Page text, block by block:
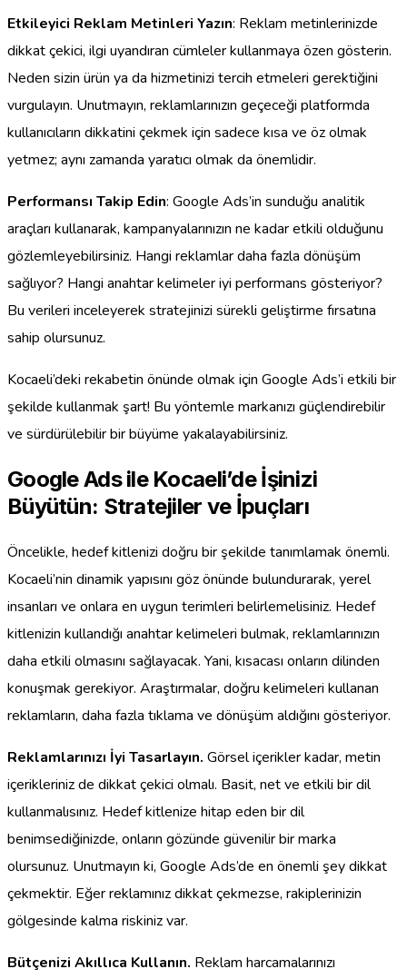
Etkileyici Reklam Metinleri Yazın: Reklam metinlerinizde
dikkat çekici, ilgi uyandıran cümleler kullanmaya özen gösterin.
Neden sizin ürün ya da hizmetinizi tercih etmeleri gerektiğini
vurgulayın. Unutmayın, reklamlarınızın geçeceği platformda
kullanıcıların dikkatini çekmek için sadece kısa ve öz olmak
yetmez; aynı zamanda yaratıcı olmak da önemlidir.
Performansı Takip Edin: Google Ads’in sunduğu analitik
araçları kullanarak, kampanyalarınızın ne kadar etkili olduğunu
gözlemleyebilirsiniz. Hangi reklamlar daha fazla dönüşüm
sağlıyor? Hangi anahtar kelimeler iyi performans gösteriyor?
Bu verileri inceleyerek stratejinizi sürekli geliştirme fırsatına
sahip olursunuz.
Kocaeli’deki rekabetin önünde olmak için Google Ads’i etkili bir
şekilde kullanmak şart! Bu yöntemle markanızı güçlendirebilir
ve sürdürülebilir bir büyüme yakalayabilirsiniz.
Google Ads ile Kocaeli’de İşinizi
Büyütün: Stratejiler ve İpuçları
Öncelikle, hedef kitlenizi doğru bir şekilde tanımlamak önemli.
Kocaeli’nin dinamik yapısını göz önünde bulundurarak, yerel
insanları ve onlara en uygun terimleri belirlemelisiniz. Hedef
kitlenizin kullandığı anahtar kelimeleri bulmak, reklamlarınızın
daha etkili olmasını sağlayacak. Yani, kısacası onların dilinden
konuşmak gerekiyor. Araştırmalar, doğru kelimeleri kullanan
reklamların, daha fazla tıklama ve dönüşüm aldığını gösteriyor.
Reklamlarınızı İyi Tasarlayın. Görsel içerikler kadar, metin
içerikleriniz de dikkat çekici olmalı. Basit, net ve etkili bir dil
kullanmalısınız. Hedef kitlenize hitap eden bir dil
benimsediğinizde, onların gözünde güvenilir bir marka
olursunuz. Unutmayın ki, Google Ads’de en önemli şey dikkat
çekmektir. Eğer reklamınız dikkat çekmezse, rakiplerinizin
gölgesinde kalma riskiniz var.
Bütçenizi Akıllıca Kullanın. Reklam harcamalarınızı